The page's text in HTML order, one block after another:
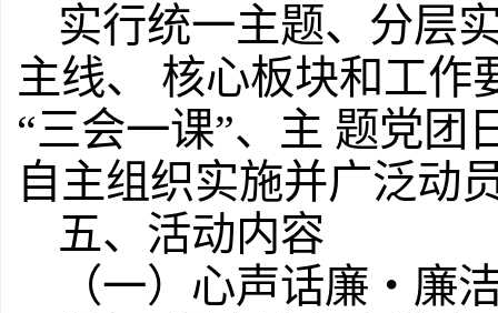
实行统一主题、分层
主线、 核心板块和工作
“三会一课”、主 题党团
自主组织实施并广泛动
五、活动内容
（一）心声话廉・廉